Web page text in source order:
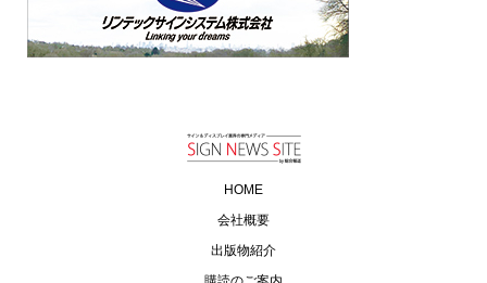
HOME
会社概要
出版物紹介